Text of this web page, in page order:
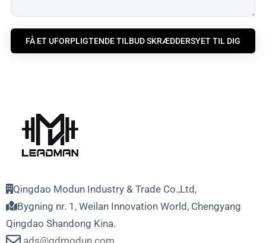
FÅ ET UFORPLIGTENDE TILBUD SKRÆDDERSYET TIL DIG
Qingdao Modun Industry & Trade Co.,Ltd,
Bygning nr. 1, Weilan Innovation World, Chengyang
Qingdao Shandong Kina.